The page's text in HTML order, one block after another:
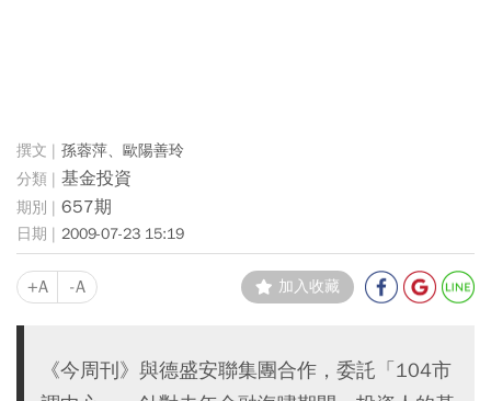
孫蓉萍、歐陽善玲
基金投資
657期
2009-07-23 15:19
+A -A 加入收藏
《今周刊》與德盛安聯集團合作，委託「104市